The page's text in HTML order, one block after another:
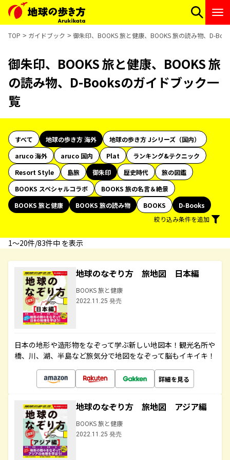
TOP ガイドブック 御朱印、BOOKS 旅と健康、BOOKS 旅の読み物、D-
御朱印、BOOKS 旅と健康、BOOKS 旅
の読み物、D-Booksのガイドブック一
覧
すべて 地球の歩き方 海外
地球の歩き方 Jシリーズ（国内）
aruco 海外
aruco 国内 Plat
ランキング&テクニック
Resort Style
島旅 御朱印 歴史時代
旅の図鑑
BOOKS スペシャルコラボ
BOOKS 旅の名言＆絶景
BOOKS 旅と健康
BOOKS 旅の読み物 BOOKS
D-Books
絞り込み条件を追加
1〜20件/83件中 を表示
地球のなぞり方 旅地図 日本編
BOOKS 旅と健康
2022.11.25 発売
日本の地形や造形物をなぞって学ぶ新しい地図本！観光名所や
橋、川、湖、半島など旅気分で地図をなぞって脳もイキイキ！
詳細を見る
地球のなぞり方 旅地図 アジア編
BOOKS 旅と健康
2022.11.25 発売